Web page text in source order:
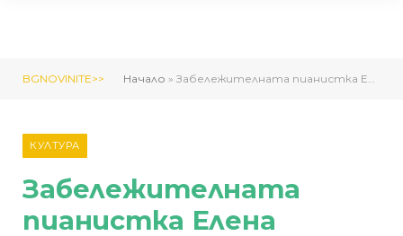
BGNOVINITE>> Начало » Забележителната пианистка Елена Башкирова гостува през юни в Пловдив с оркестър „Кантус Фирмус“
КУЛТУРА
Забележителната
пианистка Елена